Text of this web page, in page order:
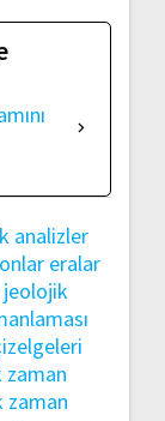
analizler
eralar
jeolojik
zaman